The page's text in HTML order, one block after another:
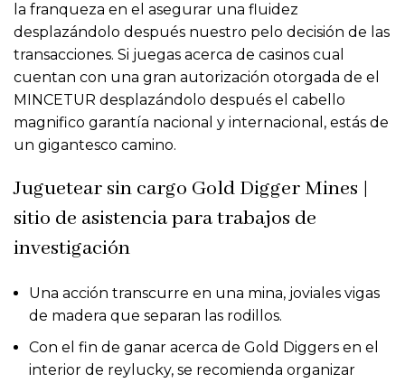
la franqueza en el asegurar una fluidez
desplazándolo después nuestro pelo decisión de las
transacciones. Si juegas acerca de casinos cual
cuentan con una gran autorización otorgada de el
MINCETUR desplazándolo después el cabello
magnifico garantía nacional y internacional, estás de
un gigantesco camino.
Juguetear sin cargo Gold Digger Mines |
sitio de asistencia para trabajos de
investigación
Una acción transcurre en una mina, joviales vigas
de madera que separan las rodillos.
Con el fin de ganar acerca de Gold Diggers en el
interior de reylucky, se recomienda organizar